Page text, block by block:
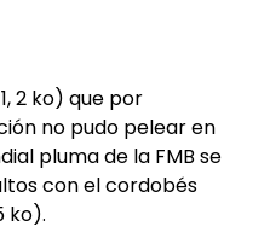
2 ko) que por
no pudo pelear en
pluma de la FMB se
con el cordobés
ko).